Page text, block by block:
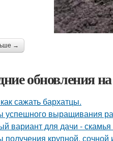
→
обновления
сажать бархатцы.
успешного выращивания
вариант для дачи -
получения крупной,